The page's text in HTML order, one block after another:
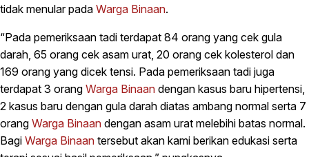
tidak menular pada Warga Binaan.
“Pada pemeriksaan tadi terdapat 84 orang yang cek gula
darah, 65 orang cek asam urat, 20 orang cek kolesterol dan
169 orang yang dicek tensi. Pada pemeriksaan tadi juga
terdapat 3 orang Warga Binaan dengan kasus baru hipertensi,
2 kasus baru dengan gula darah diatas ambang normal serta 7
orang Warga Binaan dengan asam urat melebihi batas normal.
Bagi Warga Binaan tersebut akan kami berikan edukasi serta